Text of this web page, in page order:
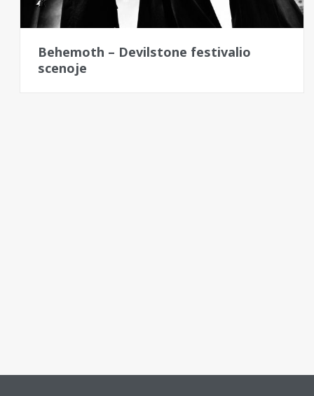
Behemoth – Devilstone festivalio
scenoje